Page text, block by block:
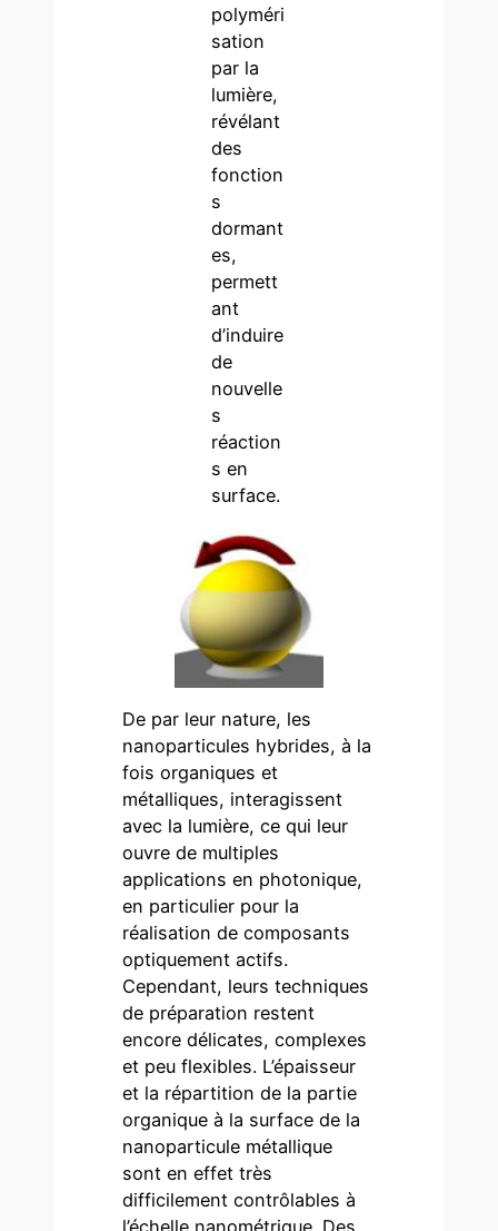
polyméri
sation
par la
lumière,
révélant
des
fonction
s
dormant
es,
permett
ant
d’induire
de
nouvelle
s
réaction
s en
surface.
De par leur nature, les
nanoparticules hybrides, à la
fois organiques et
métalliques, interagissent
avec la lumière, ce qui leur
ouvre de multiples
applications en photonique,
en particulier pour la
réalisation de composants
optiquement actifs.
Cependant, leurs techniques
de préparation restent
encore délicates, complexes
et peu flexibles. L’épaisseur
et la répartition de la partie
organique à la surface de la
nanoparticule métallique
sont en effet très
difficilement contrôlables à